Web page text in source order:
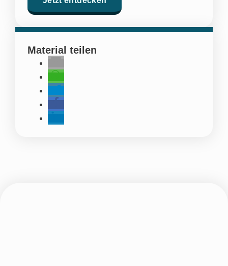
Material teilen